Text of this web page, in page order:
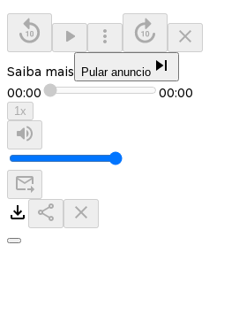
Saiba mais Pular anuncio
00:00 00:00
1x